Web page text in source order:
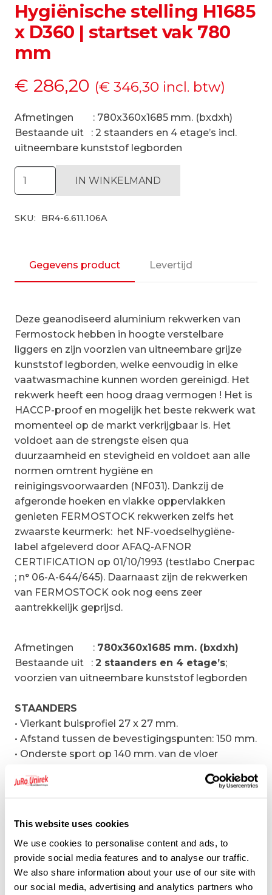
This website uses cookies
We use cookies to personalise content and ads, to
provide social media features and to analyse our traffic.
We also share information about your use of our site with
our social media, advertising and analytics partners who
Hygiënische stelling H1685
x D360 | startset vak 780
mm
€ 286,20 (€ 346,30 incl. btw)
Afmetingen : 780x360x1685 mm. (bxdxh)
Bestaande uit : 2 staanders en 4 etage’s incl.
uitneembare kunststof legborden
x
startset
vak
aantal
IN WINKELMAND
SKU: BR4-6.611.106A
Gegevens product Levertijd
Deze geanodiseerd aluminium rekwerken van
Fermostock hebben in hoogte verstelbare
liggers en zijn voorzien van uitneembare grijze
kunststof legborden, welke eenvoudig in elke
vaatwasmachine kunnen worden gereinigd. Het
rekwerk heeft een hoog draag vermogen ! Het is
HACCP-proof en mogelijk het beste rekwerk wat
momenteel op de markt verkrijgbaar is. Het
voldoet aan de strengste eisen qua
duurzaamheid en stevigheid en voldoet aan alle
normen omtrent hygiëne en
reinigingsvoorwaarden (NF031). Dankzij de
afgeronde hoeken en vlakke oppervlakken
genieten FERMOSTOCK rekwerken zelfs het
zwaarste keurmerk: het NF-voedselhygiëne-
label afgeleverd door AFAQ-AFNOR
CERTIFICATION op 01/10/1993 (testlabo Cnerpac
; n° 06-A-644/645). Daarnaast zijn de rekwerken
van FERMOSTOCK ook nog eens zeer
aantrekkelijk geprijsd.
Afmetingen : 780x360x1685 mm. (bxdxh)
Bestaande uit
: 2 staanders en 4 etage’s;
voorzien van uitneembare kunststof legborden
STAANDERS
• Vierkant buisprofiel 27 x 27 mm.
• Afstand tussen de bevestigingspunten: 150 mm.
• Onderste sport op 140 mm. van de vloer
• RVS bouten
• Bovenaan zijn er kunststof doppen voorzien
DWARSLIGGERS
• Geanodiseerd aluminium
• Profiel 12/10, 50×22 mm.
• Diepte 360mm.